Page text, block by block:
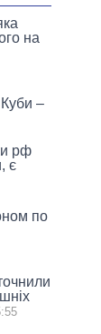
на
–
рф
є
по